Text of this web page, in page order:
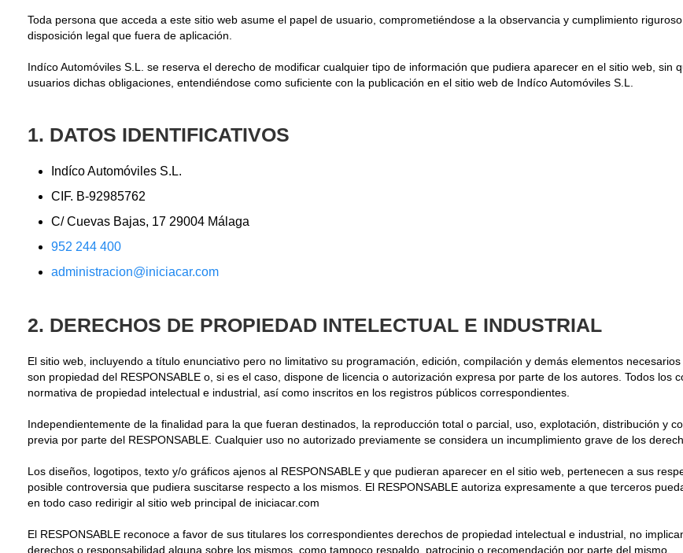
Toda persona que acceda a este sitio web asume el papel de usuario, comprometiéndose a la observancia y cumplimiento
disposición legal que fuera de aplicación.
Indíco Automóviles S.L. se reserva el derecho de modificar cualquier tipo de información que pudiera aparecer en el sitio web,
usuarios dichas obligaciones, entendiéndose como suficiente con la publicación en el sitio web de Indíco Automóviles S.L.
1. DATOS IDENTIFICATIVOS
Indíco Automóviles S.L.
CIF. B-92985762
C/ Cuevas Bajas, 17 29004 Málaga
952 244 400
administracion@iniciacar.com
2. DERECHOS DE PROPIEDAD INTELECTUAL E INDUSTRIAL
El sitio web, incluyendo a título enunciativo pero no limitativo su programación, edición, compilación y demás elementos
son propiedad del RESPONSABLE o, si es el caso, dispone de licencia o autorización expresa por parte de los autores. Todos
normativa de propiedad intelectual e industrial, así como inscritos en los registros públicos correspondientes.
Independientemente de la finalidad para la que fueran destinados, la reproducción total o parcial, uso, explotación, distribución y
previa por parte del RESPONSABLE. Cualquier uso no autorizado previamente se considera un incumplimiento grave de los
Los diseños, logotipos, texto y/o gráficos ajenos al RESPONSABLE y que pudieran aparecer en el sitio web, pertenecen a sus
posible controversia que pudiera suscitarse respecto a los mismos. El RESPONSABLE autoriza expresamente a que terceros
en todo caso redirigir al sitio web principal de iniciacar.com
El RESPONSABLE reconoce a favor de sus titulares los correspondientes derechos de propiedad intelectual e industrial, no
derechos o responsabilidad alguna sobre los mismos, como tampoco respaldo, patrocinio o recomendación por parte del mismo.